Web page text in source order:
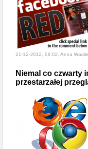
21-12-2012, 09:02, Anna
Niemal co czwarty
przestarzałej